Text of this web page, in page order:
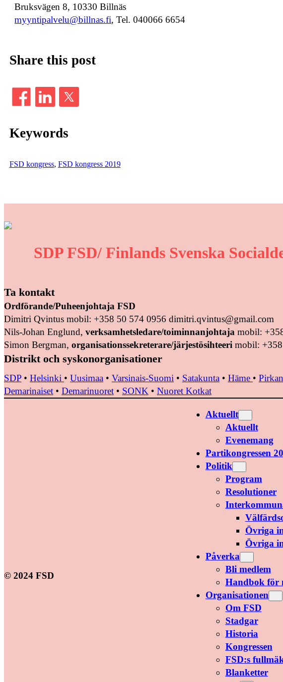
Bruksvägen 8, 10330 Billnäs
myyntipalvelu@billnas.fi, Tel. 040066 6654
Share this post
Keywords
FSD kongress, FSD kongress 2019
SDP FSD/ Finlands Svenska
Ta kontakt
Ordförande/Puheenjohtaja FSD
Dimitri Qvintus mobil: +358 50 574 0956 dimitri.qvintus@gmail.com
Nils-Johan Englund, verksamhetsledare/toiminnanjohtaja mobil:
Simon Bergman, organisationssekreterare/järjestösihteeri mobil:
Distrikt och syskonorganisationer
SDP • Helsinki • Uusimaa • Varsinais-Suomi • Satakunta • Häme •
Demarinaiset • Demarinuoret • SONK • Nuoret Kotkat
© 2024 FSD
Aktuellt
Aktuellt
Evenemang
Partikongressen
Politik
Program
Resolutioner
Övriga
Övriga
Påverka
Bli medlem
Handbok för
Organisationen
Om FSD
Stadgar
Historia
Kongressen
FSD:s
Blanketter